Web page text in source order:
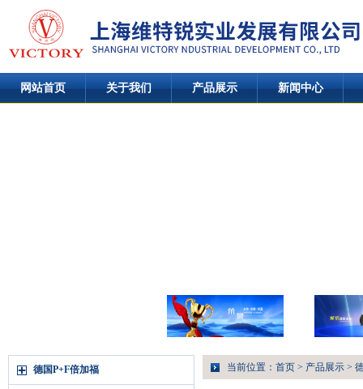
网站首页 关于我们 产品展示 新闻中心
德国P+F倍加福 当前位置： 首页 > 产品展示 >